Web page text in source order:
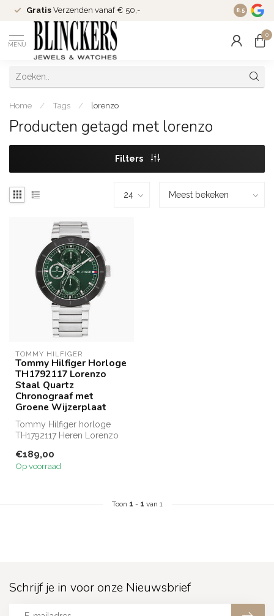
Gratis Verzenden vanaf € 50,- Since
8.5
MENU
0
Home / Tags / lorenzo
Producten getagd met lorenzo
Filters
TOMMY HILFIGER
Tommy Hilfiger Horloge
TH1792117 Lorenzo
Staal Quartz
Chronograaf met
Groene Wijzerplaat
Tommy Hilfiger horloge
TH1792117 Heren Lorenzo
zwarte bez...
€189,00
Op voorraad
Toon 1 - 1 van 1
Schrijf je in voor onze Nieuwsbrief